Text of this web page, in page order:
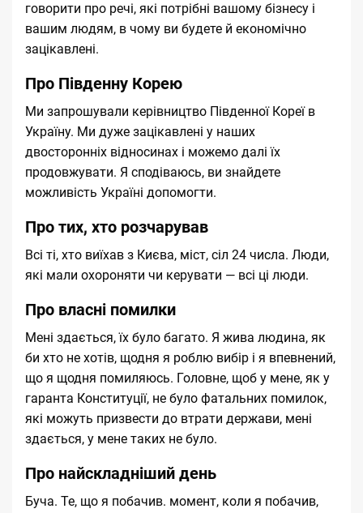
говорити про речі, які потрібні вашому бізнесу і
вашим людям, в чому ви будете й економічно
зацікавлені.
Про Південну Корею
Ми запрошували керівництво Південної Кореї в
Україну. Ми дуже зацікавлені у наших
двосторонніх відносинах і можемо далі їх
продовжувати. Я сподіваюсь, ви знайдете
можливість Україні допомогти.
Про тих, хто розчарував
Всі ті, хто виїхав з Києва, міст, сіл 24 числа. Люди,
які мали охороняти чи керувати — всі ці люди.
Про власні помилки
Мені здається, їх було багато. Я жива людина, як
би хто не хотів, щодня я роблю вибір і я впевнений,
що я щодня помиляюсь. Головне, щоб у мене, як у
гаранта Конституції, не було фатальних помилок,
які можуть призвести до втрати держави, мені
здається, у мене таких не було.
Про найскладніший день
Буча. Те, що я побачив. момент, коли я побачив,